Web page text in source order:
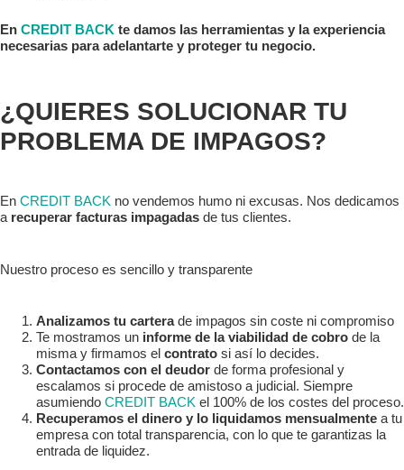
En CREDIT BACK te damos las herramientas y la experiencia
necesarias para adelantarte y proteger tu negocio.
¿QUIERES SOLUCIONAR TU
PROBLEMA DE IMPAGOS?
En CREDIT BACK no vendemos humo ni excusas. Nos dedicamos
a recuperar facturas impagadas de tus clientes.
Nuestro proceso es sencillo y transparente
Analizamos tu carterade impagos sin coste ni compromiso
Te mostramos un informe de la viabilidad de cobro de la
misma y firmamos el contrato si así lo decides.
Contactamos con el deudor de forma profesional y
escalamos si procede de amistoso a judicial. Siempre
asumiendo CREDIT BACK el 100% de los costes del proceso.
Recuperamos el dinero y lo liquidamos mensualmente a tu
empresa con total transparencia, con lo que te garantizas la
entrada de liquidez.